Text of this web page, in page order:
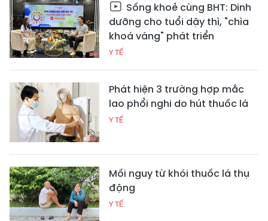
Sống khoẻ cùng BHT: Dinh
dưỡng cho tuổi dậy thì, "chìa
khoá vàng" phát triển
Y TẾ
Phát hiện 3 trường hợp mắc
lao phổi nghi do hút thuốc lá
Y TẾ
Mối nguy từ khói thuốc lá thụ
động
Y TẾ